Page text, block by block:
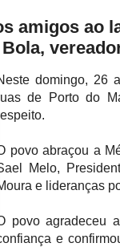
amigos ao
domingo, 26
de Porto do
povo abraçou a
Melo,
e lideranças
povo agradeceu
e